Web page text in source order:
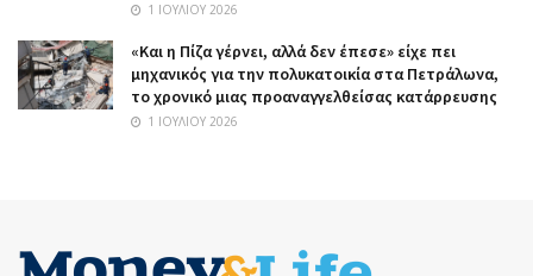
1 ΙΟΥΛΊΟΥ 2026
«Και η Πίζα γέρνει, αλλά δεν έπεσε» είχε πει
μηχανικός για την πολυκατοικία στα Πετράλωνα,
το χρονικό μιας προαναγγελθείσας κατάρρευσης
1 ΙΟΥΛΊΟΥ 2026